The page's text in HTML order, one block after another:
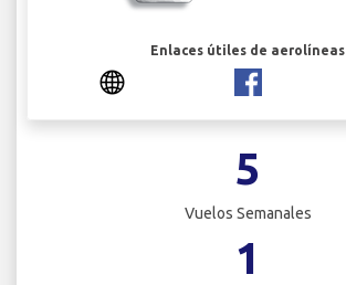
Enlaces útiles de aerolíneas
5
Vuelos Semanales
1